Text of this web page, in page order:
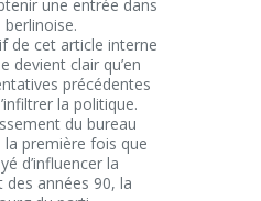
une entrée dans
de cet article interne
devient clair qu’en
précédentes
la politique.
du bureau
la première fois que
d’influencer la
des années 90, la